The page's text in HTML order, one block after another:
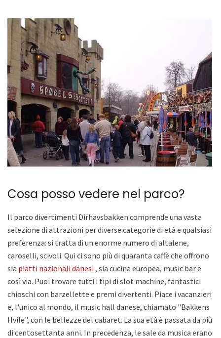
Cosa posso vedere nel parco?
Il parco divertimenti Dirhavsbakken comprende una vasta
selezione di attrazioni per diverse categorie di età e qualsiasi
preferenza: si tratta di un enorme numero di altalene,
caroselli, scivoli. Qui ci sono più di quaranta caffè che offrono
sia piatti nazionali danesi , sia cucina europea, music bar e
così via. Puoi trovare tutti i tipi di slot machine, fantastici
chioschi con barzellette e premi divertenti. Piace i vacanzieri
e, l'unico al mondo, il music hall danese, chiamato "Bakkens
Hvile", con le bellezze del cabaret. La sua età è passata da più
di centosettanta anni. In precedenza, le sale da musica erano